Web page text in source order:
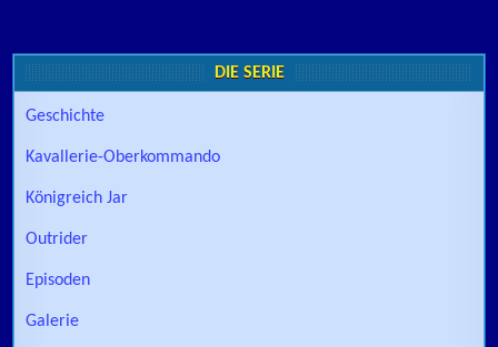
DIE SERIE
Geschichte
Kavallerie-Oberkommando
Königreich Jar
Outrider
Episoden
Galerie